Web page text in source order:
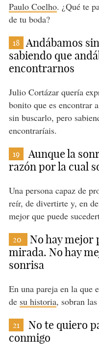
Paulo Coelho. ¿Qué te
de tu boda?
18
Andábamos
sabiendo que
encontrarnos
Julio Cortázar quería
bonito que es encontrar
sin buscarlo, pero
encontraríais.
19
Aunque la
razón por la cual
Una persona capaz de
reír, de divertirte y, en
mejor que puede
20
No hay mejor
mirada. No hay
sonrisa
En una pareja en la que
de su historia, sobran
21
No te quiero
conmigo